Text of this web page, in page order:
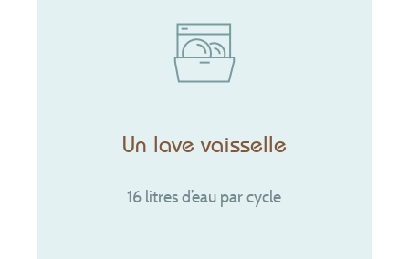
Un lave vaisselle
16 litres d’eau par cycle